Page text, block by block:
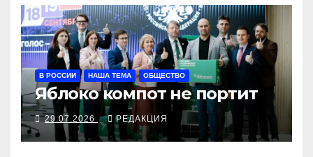
В РОССИИ НАША ТЕМА ОБЩЕСТВО
Яблоко компот не портит
29.07.2026 РЕДАКЦИЯ